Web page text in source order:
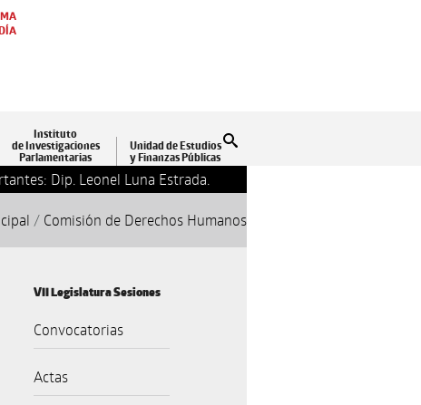
Instituto
de Investigaciones
Parlamentarias
Unidad de Estudios
y Finanzas Públicas
Dip. Leonel Luna Estrada.
/ Comisión de Derechos Humanos
VII Legislatura Sesiones
Convocatorias
Actas